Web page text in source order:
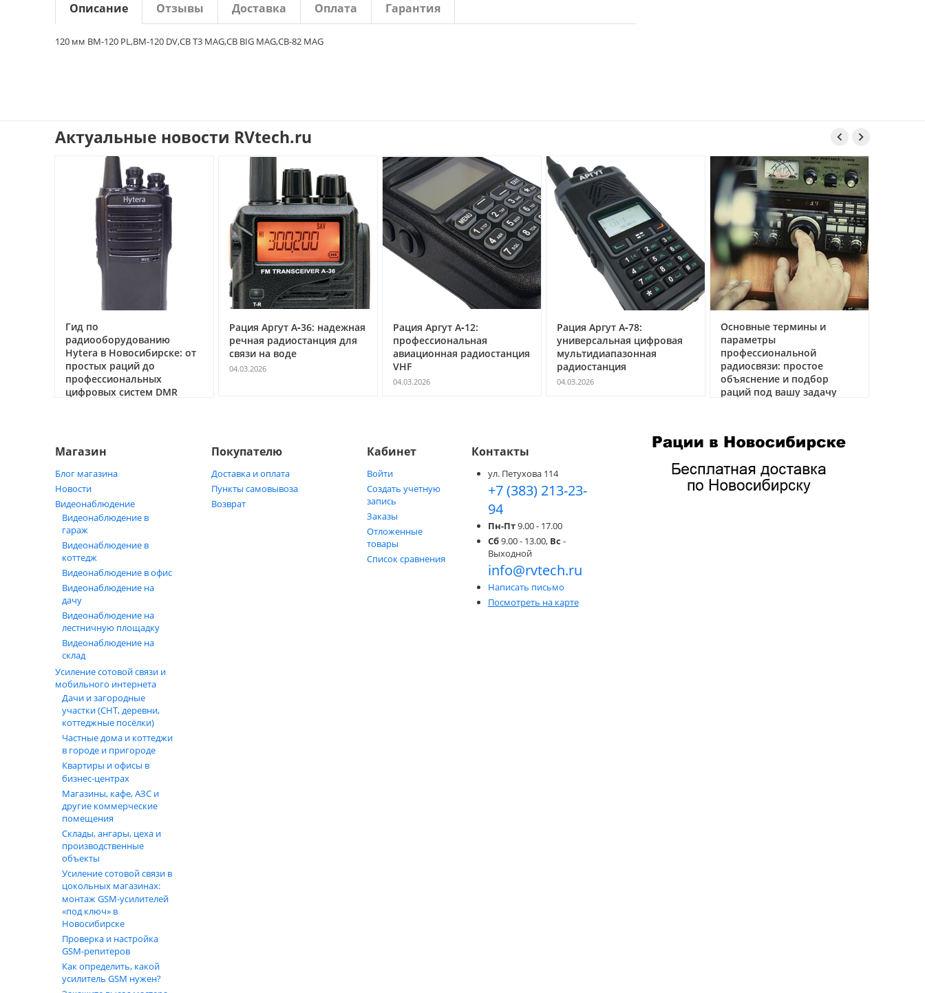
Описание Отзывы Доставка Оплата Гарантия
120 мм BM-120 PL,BM-120 DV,CB T3 MAG,CB BIG MAG,CB-82 MAG
Актуальные новости RVtech.ru  
Гид по
радиооборудованию
Hytera в Новосибирске: от
простых раций до
профессиональных
цифровых систем DMR
Рация Аргут А‑36: надежная
речная радиостанция для
связи на воде
04.03.2026
Рация Аргут А‑12:
профессиональная
авиационная радиостанция
VHF
04.03.2026
Рация Аргут А‑78:
универсальная цифровая
мультидиапазонная
радиостанция
04.03.2026
Основные термины и
параметры
профессиональной
радиосвязи: простое
объяснение и подбор
раций под вашу задачу
Магазин
Блог магазина
Новости
Видеонаблюдение
Видеонаблюдение в
гараж
Видеонаблюдение в
коттедж
Видеонаблюдение в офис
Видеонаблюдение на
дачу
Видеонаблюдение на
лестничную площадку
Видеонаблюдение на
склад
Усиление сотовой связи и
мобильного интернета
Дачи и загородные
участки (СНТ, деревни,
коттеджные посёлки)
Частные дома и коттеджи
в городе и пригороде
Квартиры и офисы в
бизнес‑центрах
Магазины, кафе, АЗС и
другие коммерческие
помещения
Склады, ангары, цеха и
производственные
объекты
Усиление сотовой связи в
цокольных магазинах:
монтаж GSM‑усилителей
«под ключ» в
Новосибирске
Проверка и настройка
GSM-репитеров
Как определить, какой
усилитель GSM нужен?
Покупателю
Доставка и оплата
Пункты самовывоза
Возврат
Кабинет
Войти
Создать учетную
запись
Заказы
Отложенные
товары
Список сравнения
Контакты
ул. Петухова 114
+7 (383) 213-23-
94
Пн-Пт9.00 - 17.00
Сб9.00 - 13.00, Вс -
Выходной
info@rvtech.ru
Написать письмо
Посмотреть на карте